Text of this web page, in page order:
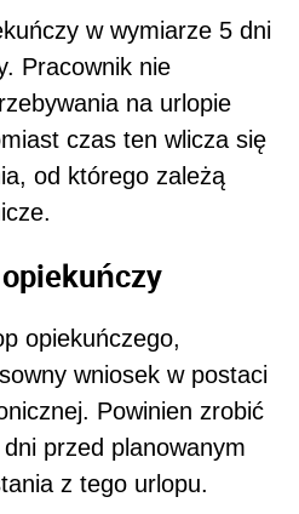
w wymiarze 5 dni
Pracownik nie
na urlopie
czas ten wlicza się
od którego zależą
opiekuńczego,
wniosek w postaci
Powinien zrobić
przed planowanym
z tego urlopu.